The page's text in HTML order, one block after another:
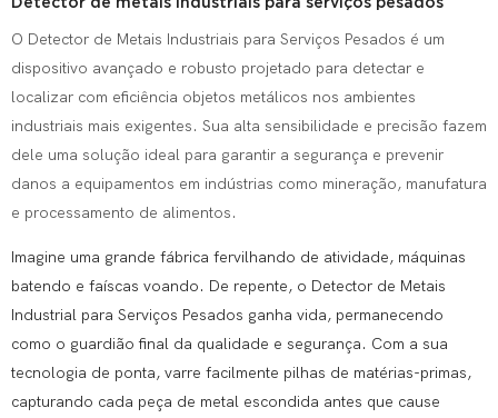
O Detector de Metais Industriais para Serviços Pesados ​​é um
dispositivo avançado e robusto projetado para detectar e
localizar com eficiência objetos metálicos nos ambientes
industriais mais exigentes. Sua alta sensibilidade e precisão fazem
dele uma solução ideal para garantir a segurança e prevenir
danos a equipamentos em indústrias como mineração, manufatura
e processamento de alimentos.
Imagine uma grande fábrica fervilhando de atividade, máquinas
batendo e faíscas voando. De repente, o Detector de Metais
Industrial para Serviços Pesados ​​ganha vida, permanecendo
como o guardião final da qualidade e segurança. Com a sua
tecnologia de ponta, varre facilmente pilhas de matérias-primas,
capturando cada peça de metal escondida antes que cause